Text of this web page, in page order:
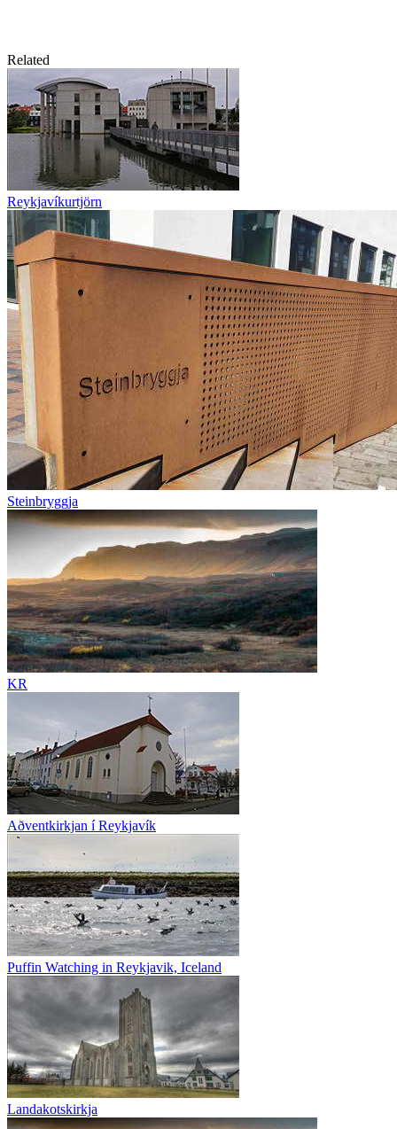
Related
Reykjavíkurtjörn
Steinbryggja
KR
Aðventkirkjan í Reykjavík
Puffin Watching in Reykjavik, Iceland
Landakotskirkja